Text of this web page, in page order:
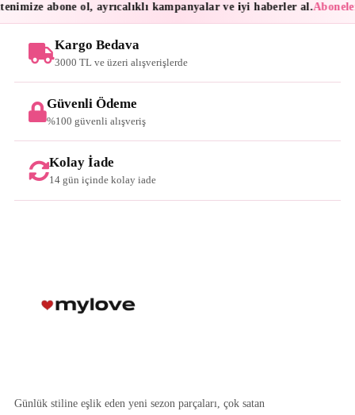
abone ol, ayrıcalıklı kampanyalar ve iyi haberler al.
Kargo Bedava
3000 TL ve üzeri alışverişlerde
Güvenli Ödeme
%100 güvenli alışveriş
Kolay İade
14 gün içinde kolay iade
Günlük stiline eşlik eden yeni sezon parçaları, çok satan